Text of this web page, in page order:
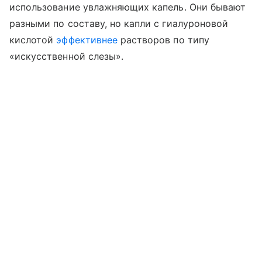
использование увлажняющих капель. Они бывают
разными по составу, но капли с гиалуроновой
кислотой эффективнеерастворов по типу
«искусственной слезы».